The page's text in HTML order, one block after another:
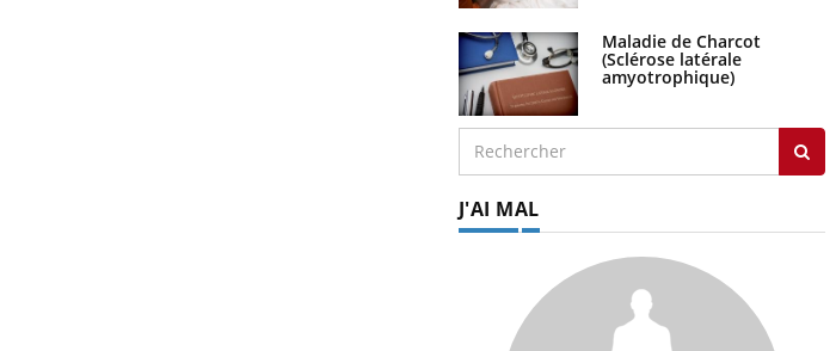
Maladie de Charcot
(Sclérose latérale
amyotrophique)
J'AI MAL